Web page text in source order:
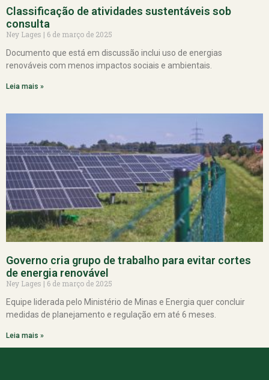
Classificação de atividades sustentáveis sob
consulta
Ney Lages
6 de março de 2025
Documento que está em discussão inclui uso de energias
renováveis com menos impactos sociais e ambientais.
Leia mais »
Governo cria grupo de trabalho para evitar cortes
de energia renovável
Ney Lages
6 de março de 2025
Equipe liderada pelo Ministério de Minas e Energia quer concluir
medidas de planejamento e regulação em até 6 meses.
Leia mais »